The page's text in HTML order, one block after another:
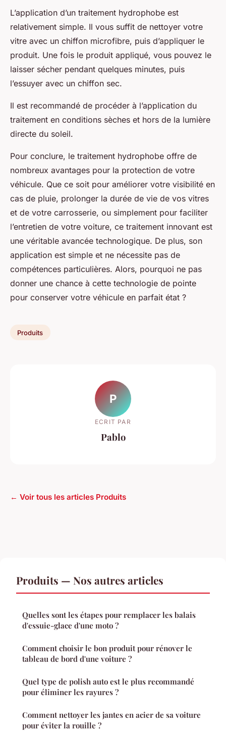
L’application d’un traitement hydrophobe est
relativement simple. Il vous suffit de nettoyer votre
vitre avec un chiffon microfibre, puis d’appliquer le
produit. Une fois le produit appliqué, vous pouvez le
laisser sécher pendant quelques minutes, puis
l’essuyer avec un chiffon sec.
Il est recommandé de procéder à l’application du
traitement en conditions sèches et hors de la lumière
directe du soleil.
Pour conclure, le traitement hydrophobe offre de
nombreux avantages pour la protection de votre
véhicule. Que ce soit pour améliorer votre visibilité en
cas de pluie, prolonger la durée de vie de vos vitres
et de votre carrosserie, ou simplement pour faciliter
l’entretien de votre voiture, ce traitement innovant est
une véritable avancée technologique. De plus, son
application est simple et ne nécessite pas de
compétences particulières. Alors, pourquoi ne pas
donner une chance à cette technologie de pointe
pour conserver votre véhicule en parfait état ?
Produits
P
ECRIT PAR
Pablo
← Voir tous les articles Produits
Produits — Nos autres articles
Quelles sont les étapes pour remplacer les balais
d'essuie-glace d'une moto ?
Comment choisir le bon produit pour rénover le
tableau de bord d'une voiture ?
Quel type de polish auto est le plus recommandé
pour éliminer les rayures ?
Comment nettoyer les jantes en acier de sa voiture
pour éviter la rouille ?